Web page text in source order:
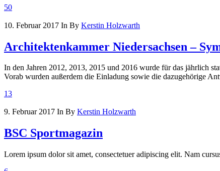
50
10. Februar 2017 In By Kerstin Holzwarth
Architektenkammer Niedersachsen –
In den Jahren 2012, 2013, 2015 und 2016 wurde für das jährlich
Vorab wurden außerdem die Einladung sowie die dazugehörige
13
9. Februar 2017 In By Kerstin Holzwarth
BSC Sportmagazin
Lorem ipsum dolor sit amet, consectetuer adipiscing elit. Nam